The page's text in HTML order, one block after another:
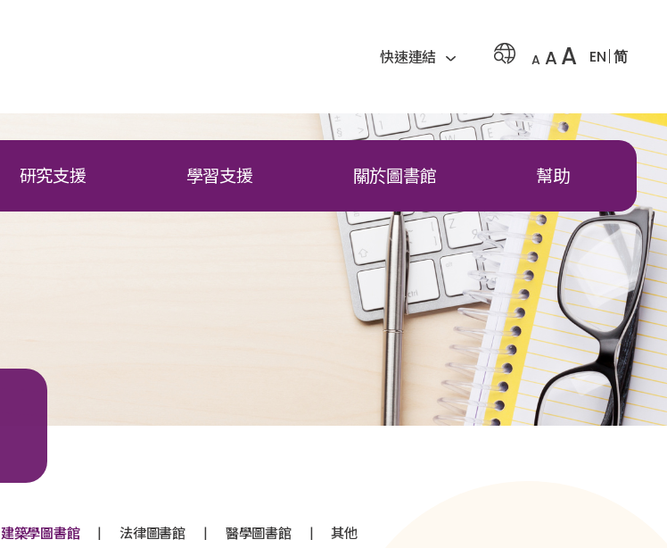
快速連結 A A A EN 简
研究支援 學習支援 關於圖書館 幫助
建築學圖書館 | 法律圖書館 | 醫學圖書館 | 其他